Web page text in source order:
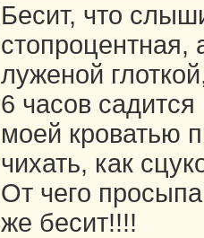
Бесит, что
стопроцентная,
луженой
6 часов
моей кроватью
чихать, как
От чего
же бесит!!!!